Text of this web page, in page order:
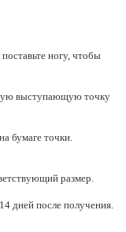
ногу, чтобы
выступающую точку
бумаге точки.
размер.
дней после получения.